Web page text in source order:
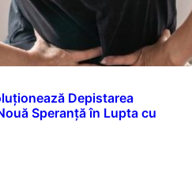
Depistarea
Speranță în Lupta cu